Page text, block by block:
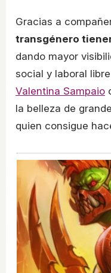
Gracias a
transgénero
dando mayor
social y laboral
Valentina Sampaio
la belleza de
quien consigue